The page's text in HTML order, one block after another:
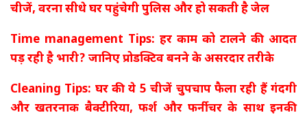
चीजें, वरना सीधे घर पहुंचेगी पुलिस और हो सकती है जेल
Time management Tips: हर काम को टालने की आदत
पड़ रही है भारी? जानिए प्रोडक्टिव बनने के असरदार तरीके
Cleaning Tips: घर की ये 5 चीजें चुपचाप फैला रही हैं गंदगी
और खतरनाक बैक्टीरिया, फर्श और फर्नीचर के साथ इनकी